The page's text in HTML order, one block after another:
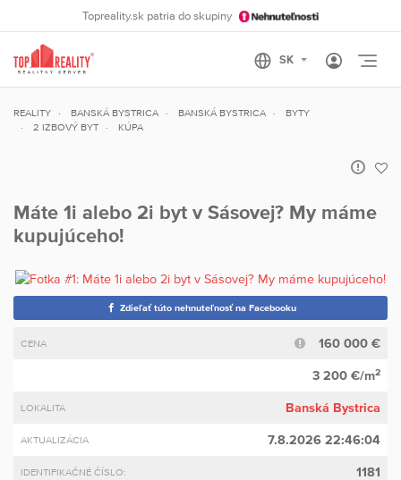
Topreality.sk patria do skupiny
REALITY BANSKÁ BYSTRICA BANSKÁ BYSTRICA
BYTY
2 IZBOVÝ BYT
KÚPA
Máte 1i alebo 2i byt v Sásovej? My máme
kupujúceho!
Zdieľať túto nehnuteľnosť na Facebooku
CENA 160 000 €
3 200 €/m2
LOKALITA Banská Bystrica
AKTUALIZÁCIA 7.8.2026 22:46:04
IDENTIFIKAČNÉ ČÍSLO: 1181